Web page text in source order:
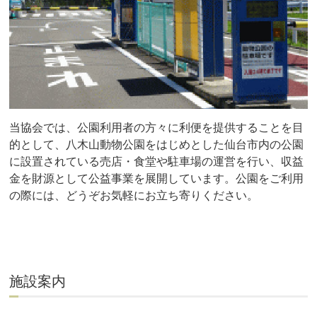
当協会では、公園利用者の方々に利便を提供することを目
的として、八木山動物公園をはじめとした仙台市内の公園
に設置されている売店・食堂や駐車場の運営を行い、収益
金を財源として公益事業を展開しています。公園をご利用
の際には、どうぞお気軽にお立ち寄りください。
施設案内